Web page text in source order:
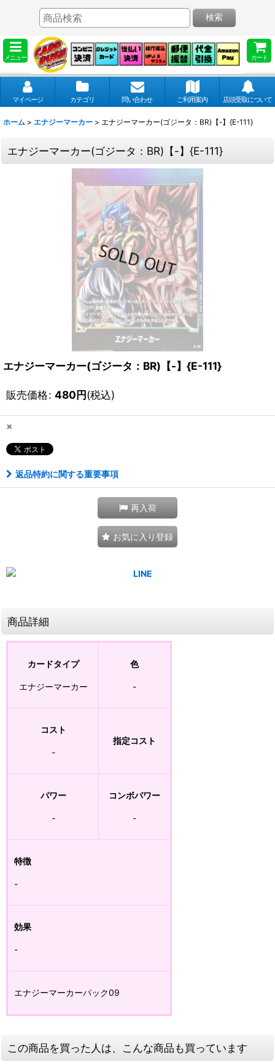
メニュー カート
検索
マイページ カテゴリ 問い合わせ ご利用案内 店頭受取について
ホーム > エナジーマーカー > エナジーマーカー(ゴジータ：BR)【-】{E-111}
エナジーマーカー(ゴジータ：BR)【-】{E-111}
エナジーマーカー(ゴジータ：BR)【-】{E-111}
販売価格: 480円(税込)
×
返品特約に関する重要事項
再入荷
お気に入り登録
商品詳細
カードタイプ
エナジーマーカー
色
-
コスト
-
指定コスト
パワー
-
コンボパワー
-
特徴
-
効果
-
エナジーマーカーパック09
この商品を買った人は、こんな商品も買っています